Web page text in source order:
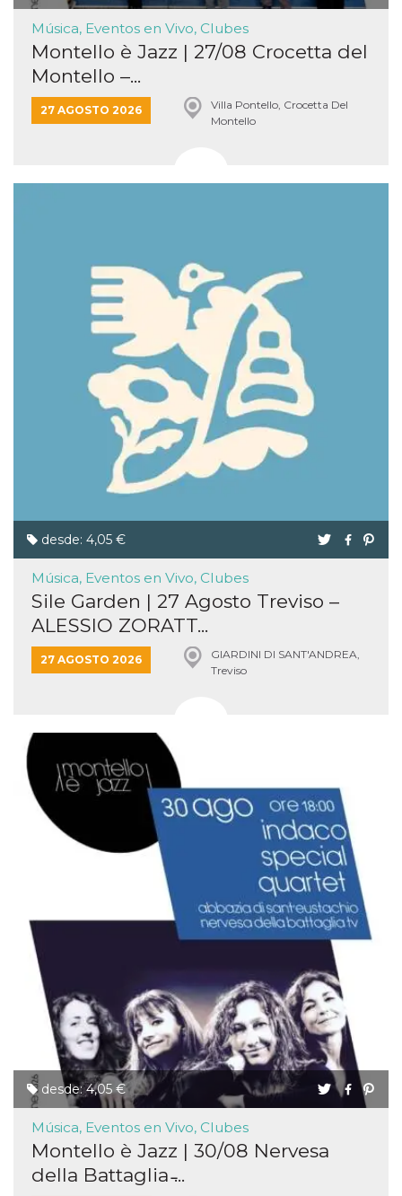
Música, Eventos en Vivo, Clubes
Montello è Jazz | 27/08 Crocetta del
Montello –...
27 AGOSTO 2026
Villa Pontello, Crocetta Del
Montello
desde: 4,05 €
Música, Eventos en Vivo, Clubes
Sile Garden | 27 Agosto Treviso –
ALESSIO ZORATT...
27 AGOSTO 2026
GIARDINI DI SANT'ANDREA,
Treviso
desde: 4,05 €
Música, Eventos en Vivo, Clubes
Montello è Jazz | 30/08 Nervesa
della Battaglia ̵...